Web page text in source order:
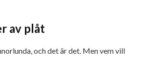
av plåt
och det är det. Men vem vill